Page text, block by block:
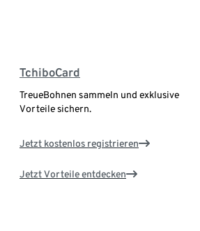
TchiboCard
TreueBohnen sammeln und exklusive
Vorteile sichern.
Jetzt kostenlos registrieren
Jetzt Vorteile entdecken